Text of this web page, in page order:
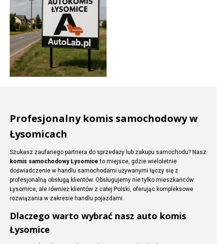
Profesjonalny komis samochodowy w
Łysomicach
Szukasz zaufanego partnera do sprzedaży lub zakupu samochodu? Nasz
komis samochodowy Łysomice to miejsce, gdzie wieloletnie
doświadczenie w handlu samochodami używanymi łączy się z
profesjonalną obsługą klientów. Obsługujemy nie tylko mieszkańców
Łysomice, ale również klientów z całej Polski, oferując kompleksowe
rozwiązania w zakresie handlu pojazdami.
Dlaczego warto wybrać nasz auto komis
Łysomice